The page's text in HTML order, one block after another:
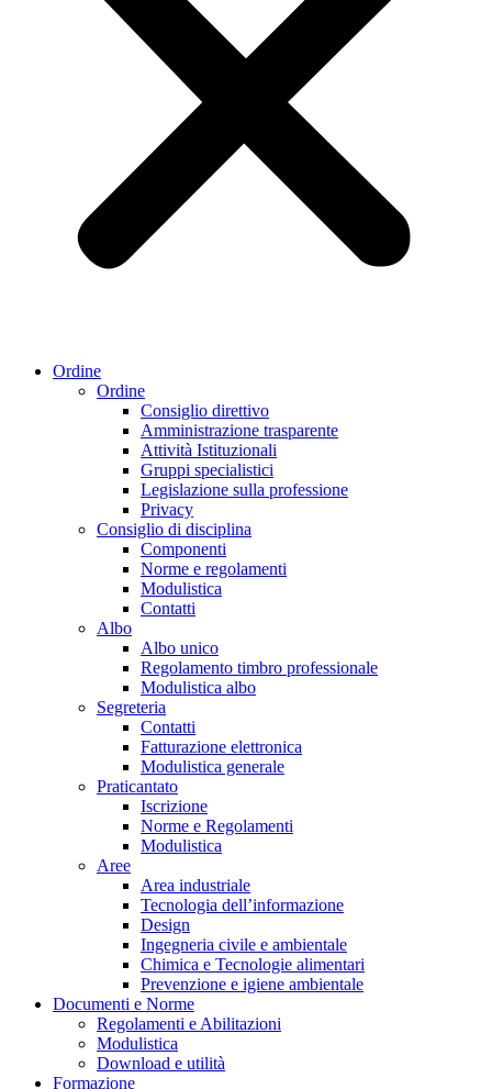
Ordine
Ordine
Consiglio direttivo
Amministrazione trasparente
Attività Istituzionali
Gruppi specialistici
Legislazione sulla professione
Privacy
Consiglio di disciplina
Componenti
Norme e regolamenti
Modulistica
Contatti
Albo
Albo unico
Regolamento timbro professionale
Modulistica albo
Segreteria
Contatti
Fatturazione elettronica
Modulistica generale
Praticantato
Iscrizione
Norme e Regolamenti
Modulistica
Aree
Area industriale
Tecnologia dell’informazione
Design
Ingegneria civile e ambientale
Chimica e Tecnologie alimentari
Prevenzione e igiene ambientale
Documenti e Norme
Regolamenti e Abilitazioni
Modulistica
Download e utilità
Formazione